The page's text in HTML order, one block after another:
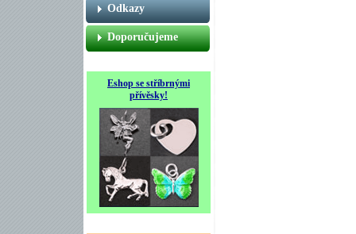
Odkazy
Doporučujeme
Eshop se stříbrnými
přívěsky!